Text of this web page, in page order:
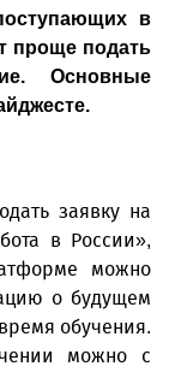
в
проще подать
Основные
заявку на
в России»,
можно
о будущем
обучения.
можно с